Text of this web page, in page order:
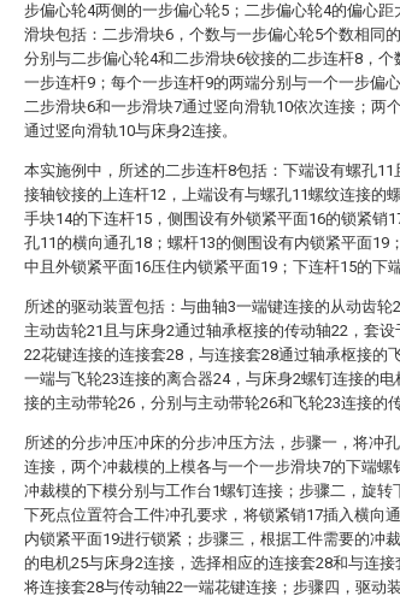
步偏心轮4两侧的一步偏心轮5；二步偏心轮4的偏心距
滑块包括：二步滑块6，个数与一步偏心轮5个数相同
分别与二步偏心轮4和二步滑块6铰接的二步连杆8，
一步连杆9；每个一步连杆9的两端分别与一个一步偏
二步滑块6和一步滑块7通过竖向滑轨10依次连接；两
通过竖向滑轨10与床身2连接。
本实施例中，所述的二步连杆8包括：下端设有螺孔
接轴铰接的上连杆12，上端设有与螺孔11螺纹连接的
手块14的下连杆15，侧围设有外锁紧平面16的锁紧销
孔11的横向通孔18；螺杆13的侧围设有内锁紧平面19
中且外锁紧平面16压住内锁紧平面19；下连杆15的下
所述的驱动装置包括：与曲轴3一端键连接的从动齿轮
主动齿轮21且与床身2通过轴承枢接的传动轴22，套
22花键连接的连接套28，与连接套28通过轴承枢接的
一端与飞轮23连接的离合器24，与床身2螺钉连接的
接的主动带轮26，分别与主动带轮26和飞轮23连接的传
所述的分步冲压冲床的分步冲压方法，步骤一，将冲
连接，两个冲裁模的上模各与一个一步滑块7的下端
冲裁模的下模分别与工作台1螺钉连接；步骤二，旋转
下死点位置符合工件冲孔要求，将锁紧销17插入横向
内锁紧平面19进行锁紧；步骤三，根据工件需要的冲
的电机25与床身2连接，选择相应的连接套28和与连接
将连接套28与传动轴22一端花键连接；步骤四，驱动